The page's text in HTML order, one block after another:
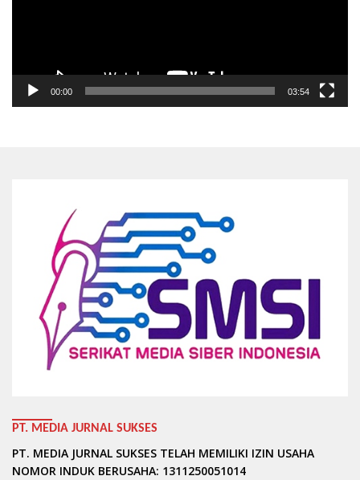
00:00 03:54
PT. MEDIA JURNAL SUKSES
PT. MEDIA JURNAL SUKSES TELAH MEMILIKI IZIN USAHA
NOMOR INDUK BERUSAHA: 1311250051014